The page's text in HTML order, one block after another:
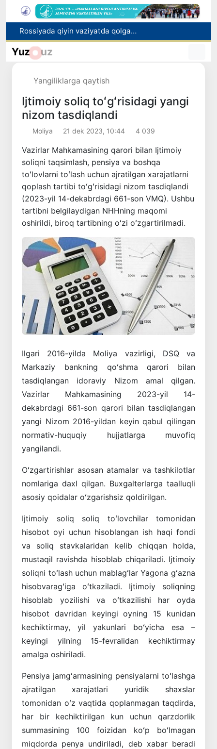
Rossiyada qiyin vaziyatda qolgan yuzlab o‘zbekistonliklar ortga qaytarildi
2030 yilgacha xavfli chiqindilarni qayta ishlash darajasi 20 foizga yetkaziladi
Oʻzbekiston ilk bor Xalqaro informatika olimpiadasi — IOI 2026ga mezbonlik qiladi
Yuz uz
Yangiliklarga qaytish
Ijtimoiy soliq toʻgʻrisidagi yangi
nizom tasdiqlandi
Moliya 21 dek 2023, 10:44 4 039
Vazirlar Mahkamasining qarori bilan Ijtimoiy
soliqni taqsimlash, pensiya va boshqa
toʻlovlarni toʻlash uchun ajratilgan xarajatlarni
qoplash tartibi toʻgʻrisidagi nizom tasdiqlandi
(2023-yil 14-dekabrdagi 661-son VMQ). Ushbu
tartibni belgilaydigan NHHning maqomi
oshirildi, biroq tartibning oʻzi oʻzgartirilmadi.
Ilgari 2016-yilda Moliya vazirligi, DSQ va
Markaziy bankning qoʻshma qarori bilan
tasdiqlangan idoraviy Nizom amal qilgan.
Vazirlar Mahkamasining 2023-yil 14-
dekabrdagi 661-son qarori bilan tasdiqlangan
yangi Nizom 2016-yildan keyin qabul qilingan
normativ-huquqiy hujjatlarga muvofiq
yangilandi.
Oʻzgartirishlar asosan atamalar va tashkilotlar
nomlariga daxl qilgan. Buxgalterlarga taalluqli
asosiy qoidalar oʻzgarishsiz qoldirilgan.
Ijtimoiy soliq soliq toʻlovchilar tomonidan
hisobot oyi uchun hisoblangan ish haqi fondi
va soliq stavkalaridan kelib chiqqan holda,
mustaqil ravishda hisoblab chiqariladi. Ijtimoiy
soliqni toʻlash uchun mablagʻlar Yagona gʻazna
hisobvaragʻiga oʻtkaziladi. Ijtimoiy soliqning
hisoblab yozilishi va oʻtkazilishi har oyda
hisobot davridan keyingi oyning 15 kunidan
kechiktirmay, yil yakunlari boʻyicha esa –
keyingi yilning 15-fevralidan kechiktirmay
amalga oshiriladi.
Pensiya jamgʻarmasining pensiyalarni toʻlashga
ajratilgan xarajatlari yuridik shaxslar
tomonidan oʻz vaqtida qoplanmagan taqdirda,
har bir kechiktirilgan kun uchun qarzdorlik
summasining 100 foizidan koʻp boʻlmagan
miqdorda penya undiriladi, deb xabar beradi